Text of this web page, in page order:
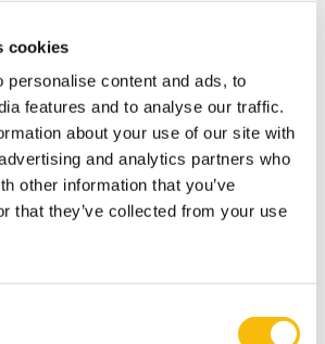
cookies
personalise content and ads, to
features and to analyse our traffic.
about your use of our site with
and analytics partners who
other information that you’ve
that they’ve collected from your use
Strategic Brand